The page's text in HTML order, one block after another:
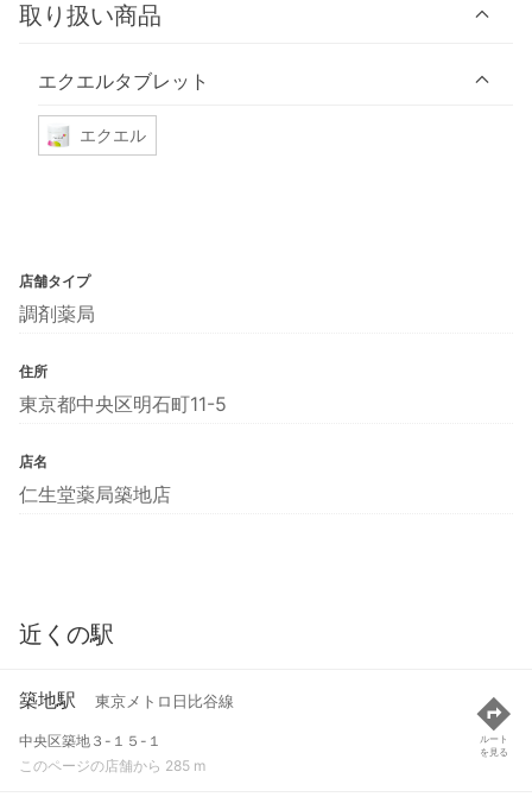
取り扱い商品
エクエルタブレット
エクエル
店舗タイプ
調剤薬局
住所
東京都中央区明石町11-5
店名
仁生堂薬局築地店
近くの駅
築地駅 東京メトロ日比谷線
中央区築地３-１５-１
このページの店舗から 285 m
ルート
を見る